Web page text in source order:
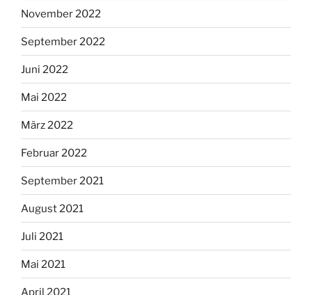
November 2022
September 2022
Juni 2022
Mai 2022
März 2022
Februar 2022
September 2021
August 2021
Juli 2021
Mai 2021
April 2021